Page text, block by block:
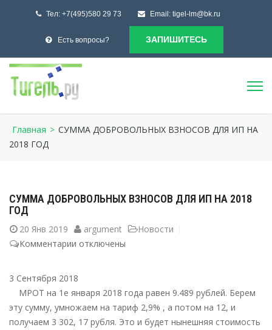
Тел: +7(495)580 29 73 Email: tigel-lm@bk.ru
Есть вопросы? ЗАПИШИТЕСЬ
Главная > СУММА ДОБРОВОЛЬНЫХ ВЗНОСОВ ДЛЯ ИП НА
2018 ГОД
СУММА ДОБРОВОЛЬНЫХ ВЗНОСОВ ДЛЯ ИП НА 2018
ГОД
20 Янв 2019 argument
Новости
Комментарии к
СУММА
ДОБРОВОЛЬНЫХ
ВЗНОСОВ
ДЛЯ
отключены
3 Сентября 2018
МРОТ на 1е января 2018 года равен 9.489 рублей. Берем
эту сумму, умножаем на тариф 2,9% , а потом на 12, и
получаем 3 302, 17 рубля. Это и будет нынешняя стоимость